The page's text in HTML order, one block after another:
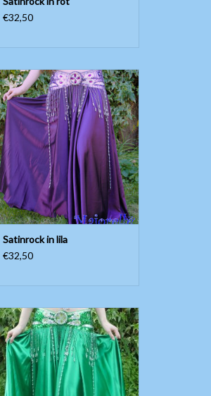
€32,50
Wunderschöner weiter Satinrock!
Länge ungefähr 97cm, ohne
Seitenschlitze.
ZUM WARENKORB HINZUFÜGEN
Satinrock in lila
€32,50
Wunderschöner weiter Satinrock!
Länge ungefähr 97cm, ohne
Seitenschlitze.
ZUM WARENKORB HINZUFÜGEN